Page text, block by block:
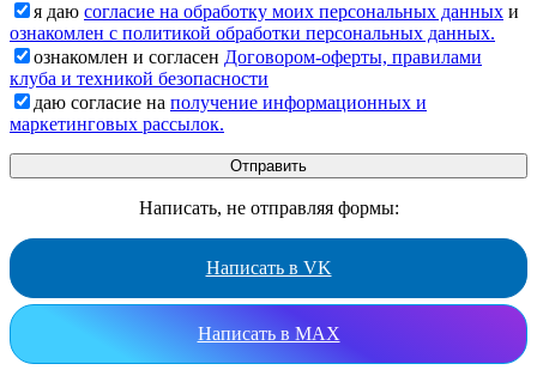
я даю согласие на обработку моих персональных данных и
ознакомлен с политикой обработки персональных данных.
ознакомлен и согласен Договором-оферты, правилами
клуба и техникой безопасности
даю согласие на получение информационных и
маркетинговых рассылок.
Написать, не отправляя формы:
Написать в VK
Написать в MAX